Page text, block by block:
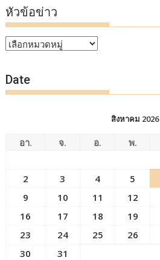
หัวข้อข่าว
หัวข้อ
Date
สิงหาคม 2026
อา. จ. อ. พ.
2
3 4 5
9
10 11 12
16
17 18 19
23
24 25 26
30
31